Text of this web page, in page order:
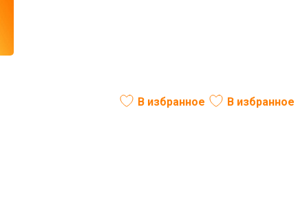
Z-19 В избранное В избранное